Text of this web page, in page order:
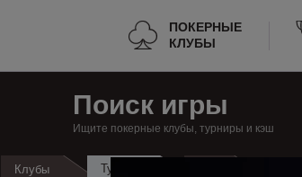
ПОКЕРНЫЕ
КЛУБЫ
Поиск игры
Ищите покерные клубы, турниры и кэш
Клубы Турниры